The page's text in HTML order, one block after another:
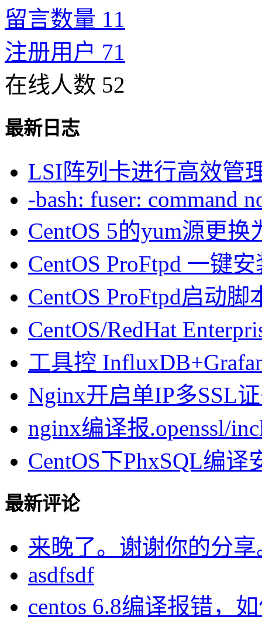
留言数量 11
注册用户 71
在线人数 52
最新日志
LSI阵列卡进行高效管
-bash: fuser: command
CentOS 5的yum源更
CentOS ProFtpd 一键
CentOS ProFtpd启动脚
CentOS/RedHat
工具控
Nginx开启单IP多SSL
nginx编译报.openssl/
CentOS下PhxSQL编译
最新评论
来晚了。谢谢你的分享
asdfsdf
centos 6.8编译报错，